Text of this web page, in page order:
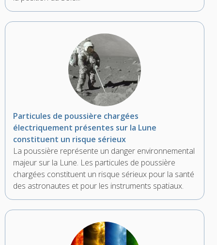
Particules de poussière chargées
électriquement présentes sur la Lune
constituent un risque sérieux
La poussière représente un danger environnemental
majeur sur la Lune. Les particules de poussière
chargées constituent un risque sérieux pour la santé
des astronautes et pour les instruments spatiaux.